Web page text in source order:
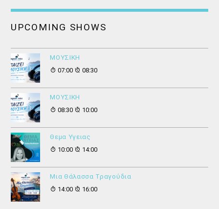
UPCOMING SHOWS
ΜΟΥΣΙΚΗ
07:00
08:30
ΜΟΥΣΙΚΗ
08:30
10:00
Θεμα Υγειας
10:00
14:00
Μια Θάλασσα Τραγούδια
14:00
16:00